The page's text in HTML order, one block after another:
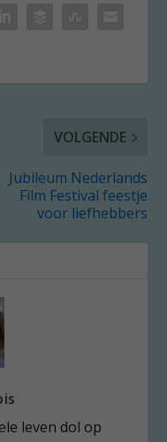
VOLGENDE
Jubileum Nederlands
Film Festival feestje
voor liefhebbers
leven dol op